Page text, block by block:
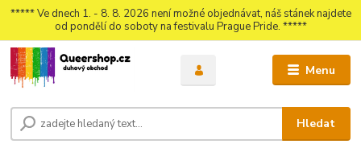
***** Ve dnech 1. - 8. 8. 2026 není možné objednávat, náš stánek najdete
od pondělí do soboty na festivalu Prague Pride. *****
Menu
Hledat